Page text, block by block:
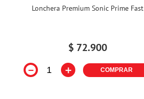
Lonchera Premium Sonic Prime Fast
$ 72.900
－ ＋ COMPRAR